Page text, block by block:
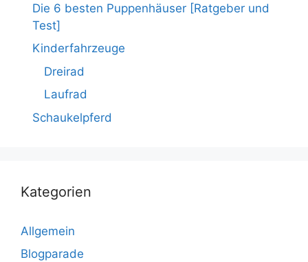
Die 6 besten Puppenhäuser [Ratgeber und
Test]
Kinderfahrzeuge
Dreirad
Laufrad
Schaukelpferd
Kategorien
Allgemein
Blogparade